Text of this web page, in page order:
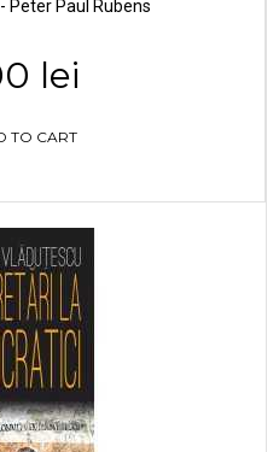
Peter Paul Rubens
lei
TO CART